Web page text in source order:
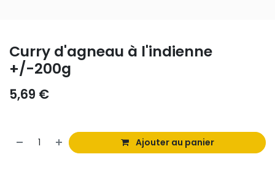
Curry d'agneau à l'indienne
+/-200g
5,69 €
Ajouter au panier